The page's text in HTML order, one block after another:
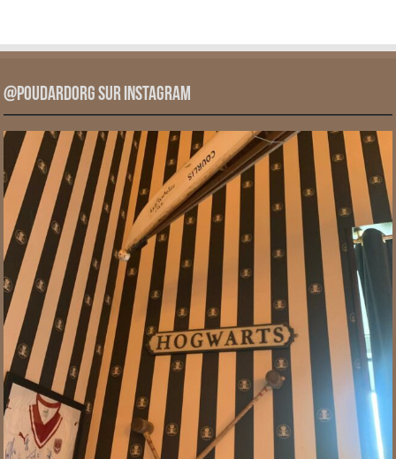
@PoudardOrg sur Instagram